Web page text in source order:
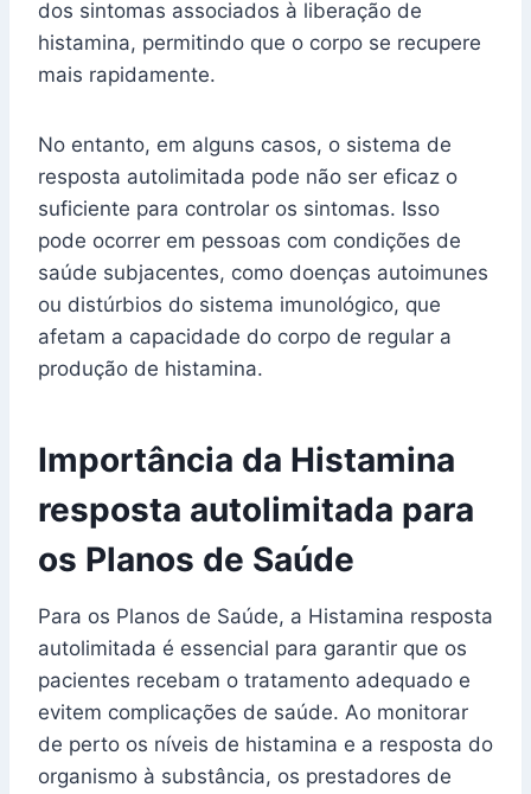
dos sintomas associados à liberação de
histamina, permitindo que o corpo se recupere
mais rapidamente.
No entanto, em alguns casos, o sistema de
resposta autolimitada pode não ser eficaz o
suficiente para controlar os sintomas. Isso
pode ocorrer em pessoas com condições de
saúde subjacentes, como doenças autoimunes
ou distúrbios do sistema imunológico, que
afetam a capacidade do corpo de regular a
produção de histamina.
Importância da Histamina
resposta autolimitada para
os Planos de Saúde
Para os Planos de Saúde, a Histamina resposta
autolimitada é essencial para garantir que os
pacientes recebam o tratamento adequado e
evitem complicações de saúde. Ao monitorar
de perto os níveis de histamina e a resposta do
organismo à substância, os prestadores de